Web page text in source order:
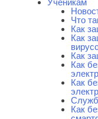
Что
Как
Как
Как
Как
Как
Как